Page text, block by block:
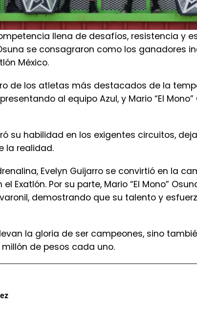
llena de desafíos, resistencia y
se consagraron como los ganadores
México.
de los atletas más destacados de la
al equipo Azul, y Mario “El
su habilidad en los exigentes circuitos,
la realidad.
Evelyn Guijarro se convirtió en la
Exatlón. Por su parte, Mario “El Mono”
demostrando que su talento y
la gloria de ser campeones, sino
de pesos cada uno.